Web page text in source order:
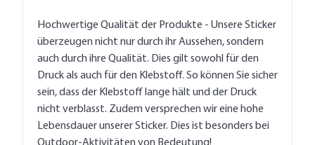
Hochwertige Qualität der Produkte - Unsere Sticker
überzeugen nicht nur durch ihr Aussehen, sondern
auch durch ihre Qualität. Dies gilt sowohl für den
Druck als auch für den Klebstoff. So können Sie sicher
sein, dass der Klebstoff lange hält und der Druck
nicht verblasst. Zudem versprechen wir eine hohe
Lebensdauer unserer Sticker. Dies ist besonders bei